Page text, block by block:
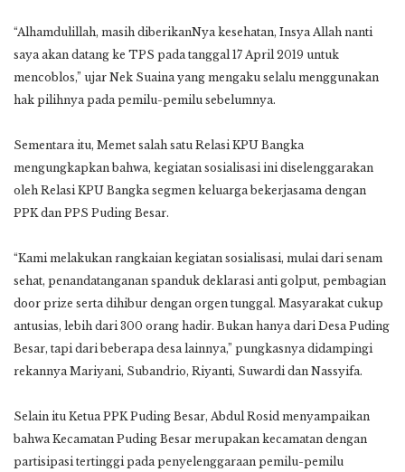
“Alhamdulillah, masih diberikanNya kesehatan, Insya Allah nanti
saya akan datang ke TPS pada tanggal 17 April 2019 untuk
mencoblos,” ujar Nek Suaina yang mengaku selalu menggunakan
hak pilihnya pada pemilu-pemilu sebelumnya.
Sementara itu, Memet salah satu Relasi KPU Bangka
mengungkapkan bahwa, kegiatan sosialisasi ini diselenggarakan
oleh Relasi KPU Bangka segmen keluarga bekerjasama dengan
PPK dan PPS Puding Besar.
“Kami melakukan rangkaian kegiatan sosialisasi, mulai dari senam
sehat, penandatanganan spanduk deklarasi anti golput, pembagian
door prize serta dihibur dengan orgen tunggal. Masyarakat cukup
antusias, lebih dari 300 orang hadir. Bukan hanya dari Desa Puding
Besar, tapi dari beberapa desa lainnya,” pungkasnya didampingi
rekannya Mariyani, Subandrio, Riyanti, Suwardi dan Nassyifa.
Selain itu Ketua PPK Puding Besar, Abdul Rosid menyampaikan
bahwa Kecamatan Puding Besar merupakan kecamatan dengan
partisipasi tertinggi pada penyelenggaraan pemilu-pemilu